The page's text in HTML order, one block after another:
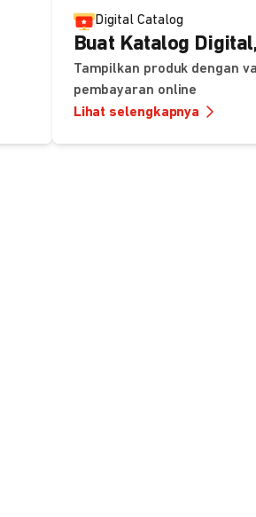
Digital Catalog
Buat Katalog
Tampilkan produk dengan
pembayaran online
Lihat selengkapnya